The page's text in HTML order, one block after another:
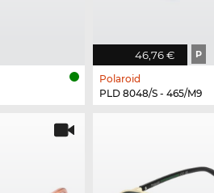
46,76 € P
Polaroid
PLD 8048/S - 465/M9